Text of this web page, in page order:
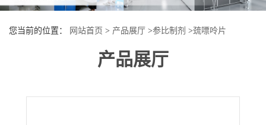
首
页
司
您当前的位置： 网站首页 > 产品展厅 >参比制剂 >巯嘌呤片
产品展厅